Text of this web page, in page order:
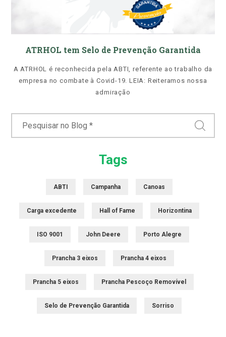
ATRHOL tem Selo de Prevenção Garantida
A ATRHOL é reconhecida pela ABTI, referente ao trabalho da
empresa no combate à Covid-19. LEIA: Reiteramos nossa
admiração
Tags
ABTI Campanha Canoas
Carga excedente Hall of Fame Horizontina
ISO 9001 John Deere Porto Alegre
Prancha 3 eixos Prancha 4 eixos
Prancha 5 eixos Prancha Pescoço Removível
Selo de Prevenção Garantida Sorriso